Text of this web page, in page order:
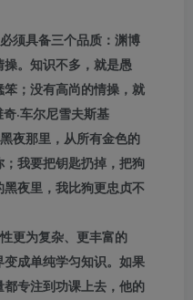
须具备三个品质：渊博
。知识不多，就是愚
；没有高尚的情操，就
·车尔尼雪夫斯基
夜那里，从所有金色的
我要把钥匙扔掉，把狗
夜里，我比狗更忠贞不
更为复杂、更丰富的
成单纯学匀知识。如果
专注到功课上去，他的